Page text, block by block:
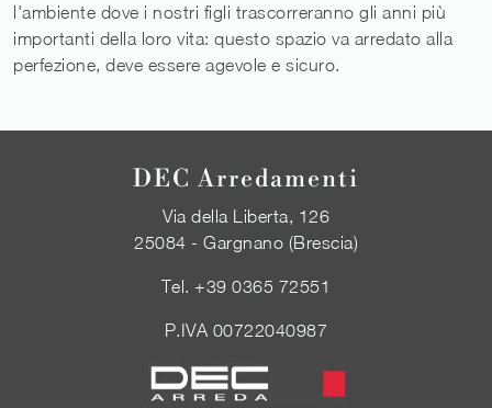
l'ambiente dove i nostri figli trascorreranno gli anni più
importanti della loro vita: questo spazio va arredato alla
perfezione, deve essere agevole e sicuro.
DEC Arredamenti
Via della Liberta, 126
25084 - Gargnano (Brescia)
Tel.+39 0365 72551
P.IVA 00722040987